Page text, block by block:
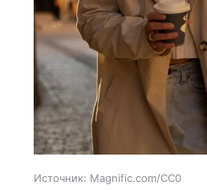
Источник: Magnific.com/CC0